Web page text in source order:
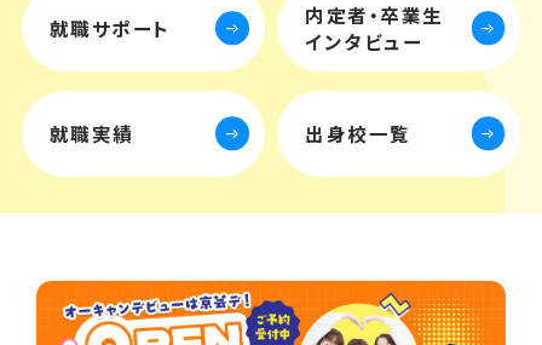
就職サポート
内定者・卒業生
インタビュー
就職実績 出身校一覧